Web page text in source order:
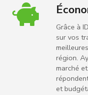
Grâce à
sur vos
région.
marché
et